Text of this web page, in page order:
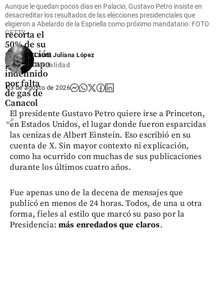
Economía
Cerro
Matoso
recorta el
50% de su
producción
por tiempo
indefinido
por falta
de gas de
Canacol
share
Aunque le quedan pocos días en Palacio, Gustavo Petro insiste en
desacreditar los resultados de las elecciones presidenciales que
eligieron a Abelardo de la Espriella como próximo mandatario. FOTO
GETTY
Laura Juliana López
Actualidad
03 de agosto de 2026
El presidente Gustavo Petro quiere irse a Princeton,
en Estados Unidos, el lugar donde fueron esparcidas
las cenizas de Albert Einstein. Eso escribió en su
cuenta de X. Sin mayor contexto ni explicación,
como ha ocurrido con muchas de sus publicaciones
durante los últimos cuatro años.
Fue apenas uno de la decena de mensajes que
publicó en menos de 24 horas. Todos, de una u otra
forma, fieles al estilo que marcó su paso por la
Presidencia: más enredados que claros.